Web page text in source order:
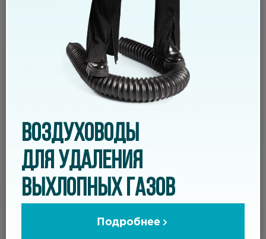
стенка шланга – специальный ТЭП;
спираль - высокоуглеродистая стальная проволока с
антикоррозионным покрытием.
кондиционирование и вентиляция;
универсальный шланг для транспортировки и
откачка мелкой пыли и порошка;
отвод дыма и выхлопных газов;
удаление химически агрессивных веществ.
ВОЗДУХОВОДЫ
ДЛЯ УДАЛЕНИЯ
ВЫХЛОПНЫХ ГАЗОВ
Подробнее